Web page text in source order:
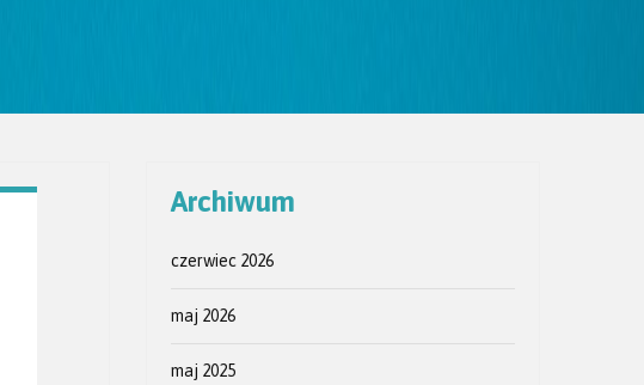
Archiwum
czerwiec 2026
maj 2026
maj 2025